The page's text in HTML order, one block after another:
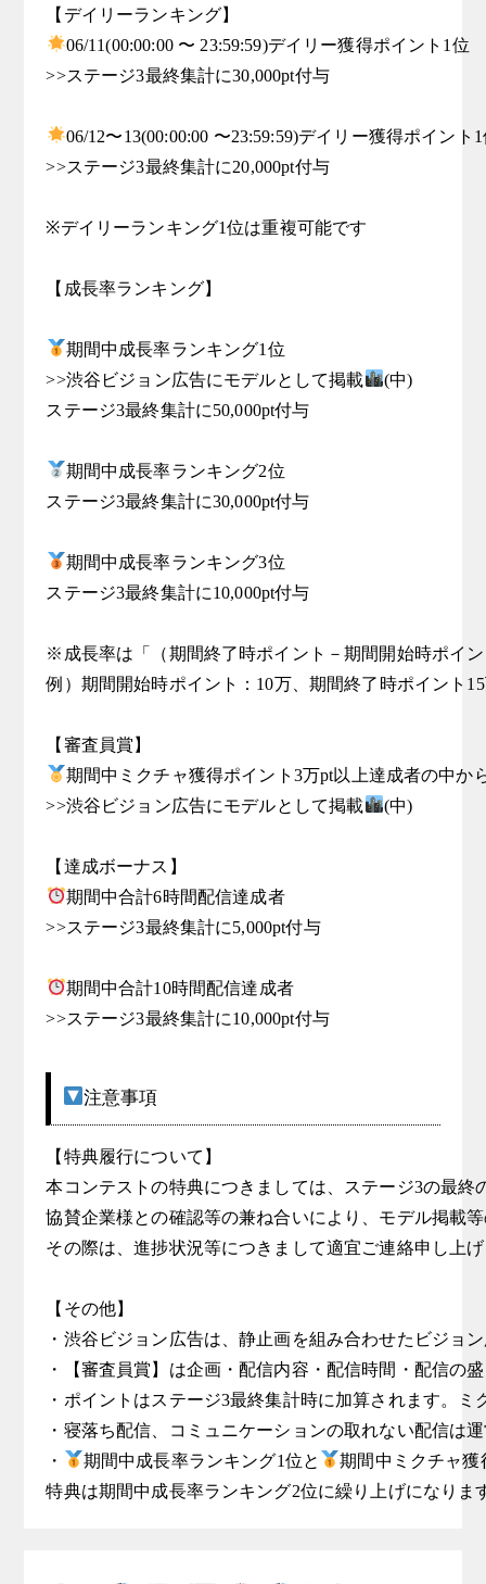
06/11(00:00:00 〜 23:59:59)デイリー獲得ポイント1位
>>ステージ3最終集計に30,000pt付与
06/12〜13(00:00:00 〜23:59:59)デイリー獲得ポイント
>>ステージ3最終集計に20,000pt付与
※デイリーランキング1位は重複可能です
【成長率ランキング】
期間中成長率ランキング1位
>>渋谷ビジョン広告にモデルとして掲載
(中)
ステージ3最終集計に50,000pt付与
期間中成長率ランキング2位
ステージ3最終集計に30,000pt付与
期間中成長率ランキング3位
ステージ3最終集計に10,000pt付与
※成長率は「（期間終了時ポイント－期間開始時ポイ
例）期間開始時ポイント：10万、期間終了時ポイント
期間中ミクチャ獲得ポイント3万pt以上達成者の中か
>>渋谷ビジョン広告にモデルとして掲載
(中)
期間中合計6時間配信達成者
>>ステージ3最終集計に5,000pt付与
期間中合計10時間配信達成者
>>ステージ3最終集計に10,000pt付与
注意事項
【特典履行について】
本コンテストの特典につきましては、ステージ3の最
協賛企業様との確認等の兼ね合いにより、モデル掲載
その際は、進捗状況等につきまして適宜ご連絡申し上
【その他】
・渋谷ビジョン広告は、静止画を組み合わせたビジョ
・【審査員賞】は企画・配信内容・配信時間・配信の
・ポイントはステージ3最終集計時に加算されます。
・寝落ち配信、コミュニケーションの取れない配信は
・
期間中成長率ランキング1位と
期間中ミクチャ獲
特典は期間中成長率ランキング2位に繰り上げになりま